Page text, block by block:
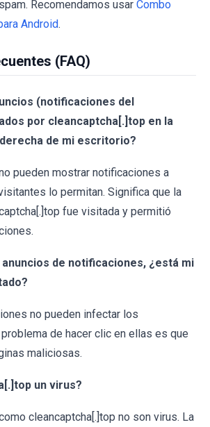
Recomendamos usar Combo
Android.
(FAQ)
(notificaciones del
por cleancaptcha[.]top en la
de mi escritorio?
pueden mostrar notificaciones a
lo permitan. Significa que la
fue visitada y permitió
anuncios de notificaciones, ¿está mi
no pueden infectar los
de hacer clic en ellas es que
maliciosas.
un virus?
cleancaptcha[.]top no son virus. La